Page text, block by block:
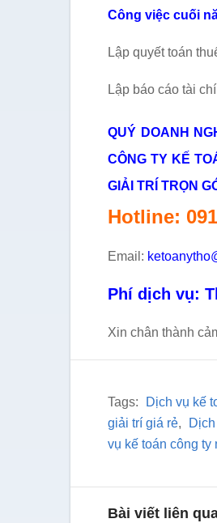
Công việc cuối
Lập quyết toán
Lập báo cáo tài
QUÝ DOANH
CÔNG TY KẾ
GIẢI TRÍ TRỌN
Hotline:
Email:
Phí dịch vụ:
Xin chân thành
Tags: Dịch vụ kế
giải trí giá rẻ,
vụ kế toán công ty
Bài viết liên